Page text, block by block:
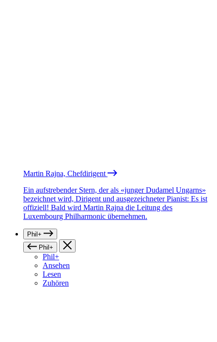
Martin Rajna, Chefdirigent
Ein aufstrebender Stern, der als «junger Dudamel Ungarns»
bezeichnet wird, Dirigent und ausgezeichneter Pianist: Es ist
offiziell! Bald wird Martin Rajna die Leitung des
Luxembourg Philharmonic übernehmen.
Phil+
Phil+
Phil+
Ansehen
Lesen
Zuhören